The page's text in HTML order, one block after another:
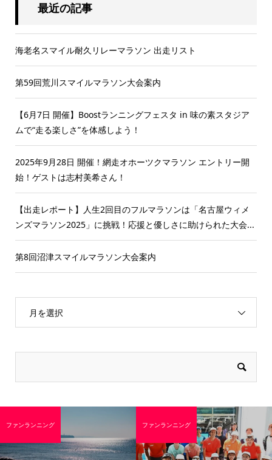
最近の記事
海老名スマイル耐久リレーマラソン 出走リスト
第59回荒川スマイルマラソン大会案内
【6月7日 開催】Boostランニングフェスタ in 味の素スタジア
ムで“走る楽しさ”を体感しよう！
2025年9月28日 開催！網走オホーツクマラソン エントリー開
始！ゲストは志村美希さん！
【出走レポート】人生2回目のフルマラソンは「名古屋ウィメ
ンズマラソン2025」に挑戦！応援と優しさに助けられた大会...
第8回沼津スマイルマラソン大会案内
月を選択
ファンランニング ファンランニング